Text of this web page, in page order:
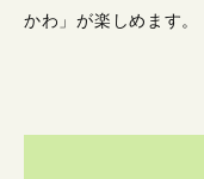
かわ」が楽しめます。